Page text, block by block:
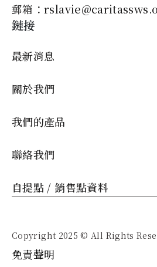
郵箱：
鏈接
最新消息
關於我們
我們的產品
聯絡我們
自提點 / 銷售點資料
Copyright 2025 © All Rights
免責聲明